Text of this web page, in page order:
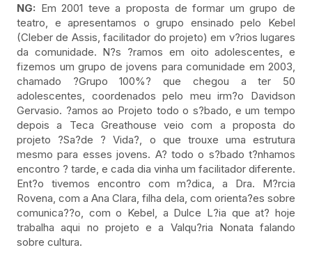
NG: Em 2001 teve a proposta de formar um grupo de
teatro, e apresentamos o grupo ensinado pelo Kebel
(Cleber de Assis, facilitador do projeto) em v?rios lugares
da comunidade. N?s ?ramos em oito adolescentes, e
fizemos um grupo de jovens para comunidade em 2003,
chamado ?Grupo 100%? que chegou a ter 50
adolescentes, coordenados pelo meu irm?o Davidson
Gervasio. ?amos ao Projeto todo o s?bado, e um tempo
depois a Teca Greathouse veio com a proposta do
projeto ?Sa?de ? Vida?, o que trouxe uma estrutura
mesmo para esses jovens. A? todo o s?bado t?nhamos
encontro ? tarde, e cada dia vinha um facilitador diferente.
Ent?o tivemos encontro com m?dica, a Dra. M?rcia
Rovena, com a Ana Clara, filha dela, com orienta?es sobre
comunica??o, com o Kebel, a Dulce L?ia que at? hoje
trabalha aqui no projeto e a Valqu?ria Nonata falando
sobre cultura.